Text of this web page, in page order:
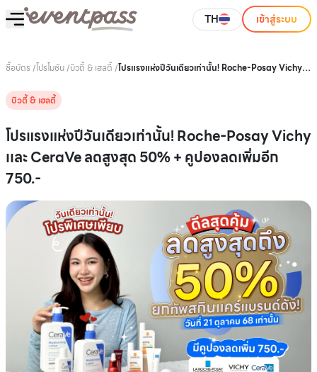
TH เข้าสู่ระบบ
ซื้อบัตร /โปรโมชัน/บิวตี้ & เฮลตี้ /โปรแรงแห่งปีวันเดียวเท่านั้น! Roche-Posay Vichy
บิวตี้ & เฮลตี้
โปรแรงแห่งปีวันเดียวเท่านั้น! Roche-Posay Vichy
เเละ CeraVe ลดสูงสุด 50% + คูปองลดเพิ่มอีก
750.-